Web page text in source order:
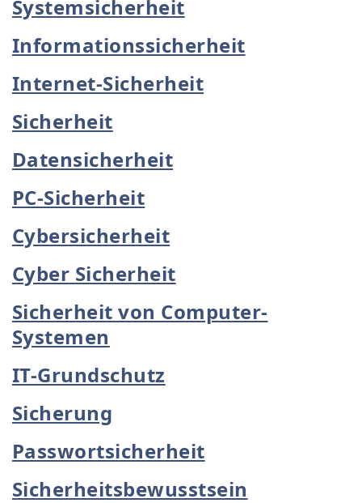
Systemsicherheit
Informationssicherheit
Internet-Sicherheit
Sicherheit
Datensicherheit
PC-Sicherheit
Cybersicherheit
Cyber Sicherheit
Sicherheit von Computer-
Systemen
IT-Grundschutz
Sicherung
Passwortsicherheit
Sicherheitsbewusstsein